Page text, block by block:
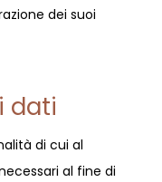
dei suoi
dati
di cui al
al fine di